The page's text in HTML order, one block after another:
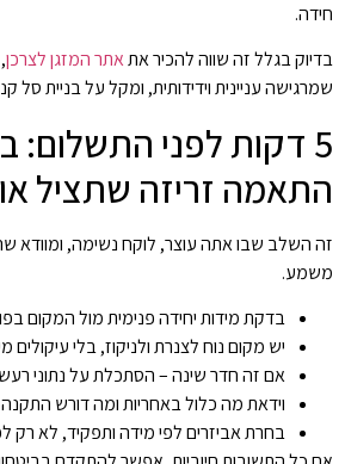
חידה.
בדיוק בגלל זה שווה להכיר אתאתר המזגן לצרכן
שמרגישה עניינית וידידותית, ומקל על בניית סל
5 דקות לפני התשלום:
התאמה זריזה שתציל
זה השלב שבו אתה עוצר, לוקח נשימה, ומוודא
משמע.
בדקת מידות יחידה פנימית מול המקום
יש מקום נוח לצנרת ולניקוז, בלי עיקולים
אם זה חדר שינה – הסתכלת על נתוני
וידאת מה כלול באחריות ומה דורש
בחרת אביזרים לפי מידה ותפקיד, לא רק